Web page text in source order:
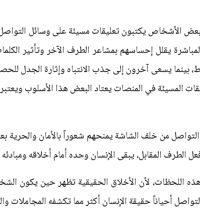
الأشخاص يكتبون تعليقات مسيئة على وسائل
يقلل إحساسهم بمشاعر الطرف الآخر وتأثير
بينما يسعى آخرون إلى جذب الانتباه وإثارة الجدل
المسيئة في المنصات يعتاد البعض هذا الأسلوب
من خلف الشاشة يمنحهم شعوراً بالأمان والحرية
المقابل، يبقى الإنسان وحده أمام أخلاقه
هذه اللحظات، لأن الأخلاق الحقيقية تظهر حين يكون
أحياناً حقيقة الإنسان أكثر مما تكشفه المجاملات